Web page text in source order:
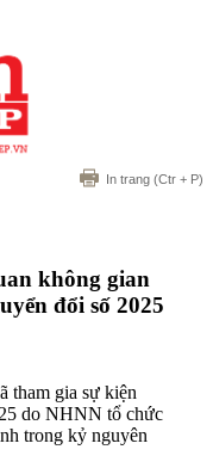
In trang (Ctr + P)
không gian
đổi số 2025
tham gia sự kiện
do NHNN tổ chức
trong kỷ nguyên